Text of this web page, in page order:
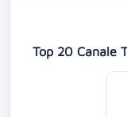
Top 20 Canale